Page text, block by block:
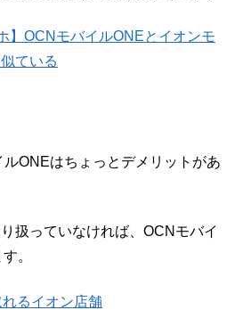
】OCNモバイルONEとイオンモ
ている
ONEはちょっとデメリットがあ
扱っていなければ、OCNモバイ
。
るイオン店舗